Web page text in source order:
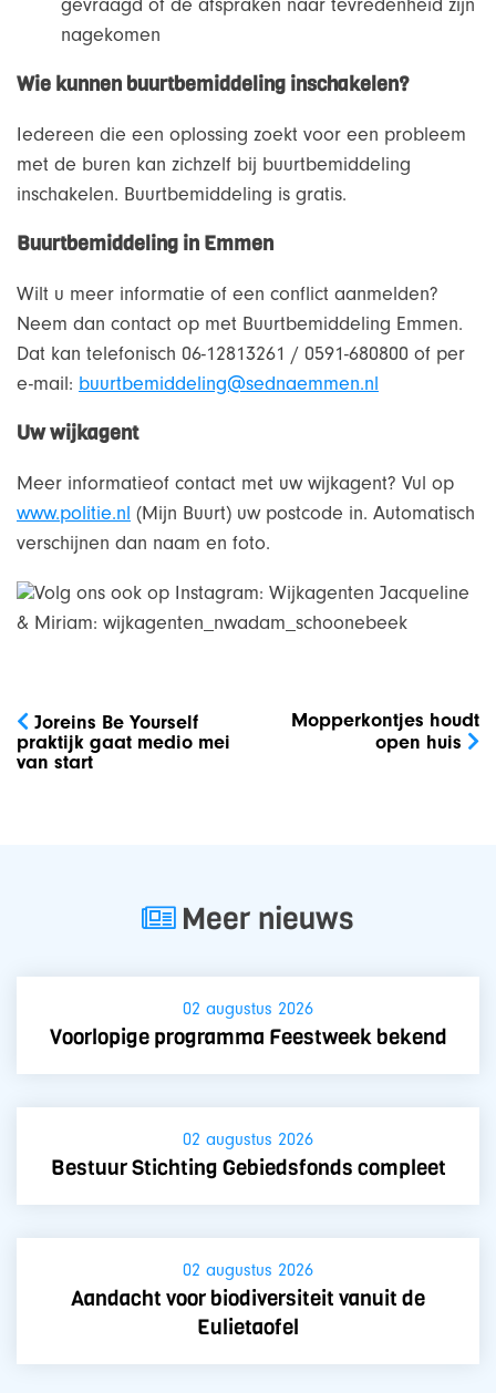
gevraagd of de afspraken naar tevredenheid zijn
nagekomen
Wie kunnen buurtbemiddeling inschakelen?
Iedereen die een oplossing zoekt voor een probleem
met de buren kan zichzelf bij buurtbemiddeling
inschakelen. Buurtbemiddeling is gratis.
Buurtbemiddeling in Emmen
Wilt u meer informatie of een conflict aanmelden?
Neem dan contact op met Buurtbemiddeling Emmen.
Dat kan telefonisch 06-12813261 / 0591-680800 of per
e-mail: buurtbemiddeling@sednaemmen.nl
Uw wijkagent
Meer informatieof contact met uw wijkagent? Vul op
www.politie.nl (Mijn Buurt) uw postcode in. Automatisch
verschijnen dan naam en foto.
Volg ons ook op Instagram: Wijkagenten Jacqueline
& Miriam: wijkagenten_nwadam_schoonebeek
navigatie
Joreins Be Yourself
praktijk gaat medio mei
van start
Mopperkontjes houdt
open huis
Meer nieuws
02 augustus 2026
Voorlopige programma Feestweek bekend
02 augustus 2026
Bestuur Stichting Gebiedsfonds compleet
02 augustus 2026
Aandacht voor biodiversiteit vanuit de
Eulietaofel